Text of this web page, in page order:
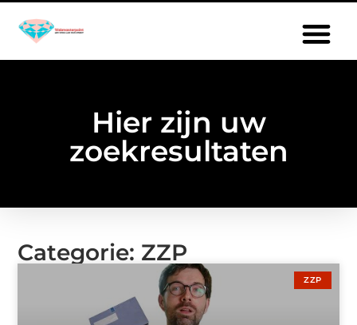
Hier zijn uw
zoekresultaten
Categorie: ZZP
ZZP